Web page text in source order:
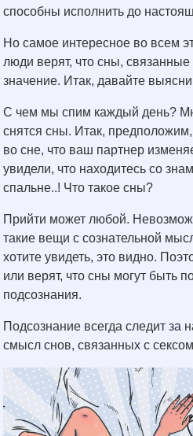
способны исполнить до
Но самое интересное во всем
люди верят, что сны,
значение. Итак, давайте
С чем мы спим каждый день?
снятся сны. Итак,
во сне, что ваш партнер
увидели, что находитесь со
спальне..! Что такое сны?
Прийти может любой.
такие вещи с сознательной
хотите увидеть, это видно.
или верят, что сны могут быть
подсознания.
Подсознание всегда следит за
смысл снов, связанных с